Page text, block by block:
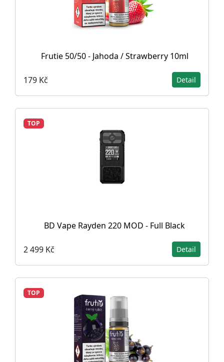
Frutie 50/50 - Jahoda / Strawberry 10ml
179 Kč Detail
TOP
BD Vape Rayden 220 MOD - Full Black
2 499 Kč Detail
TOP